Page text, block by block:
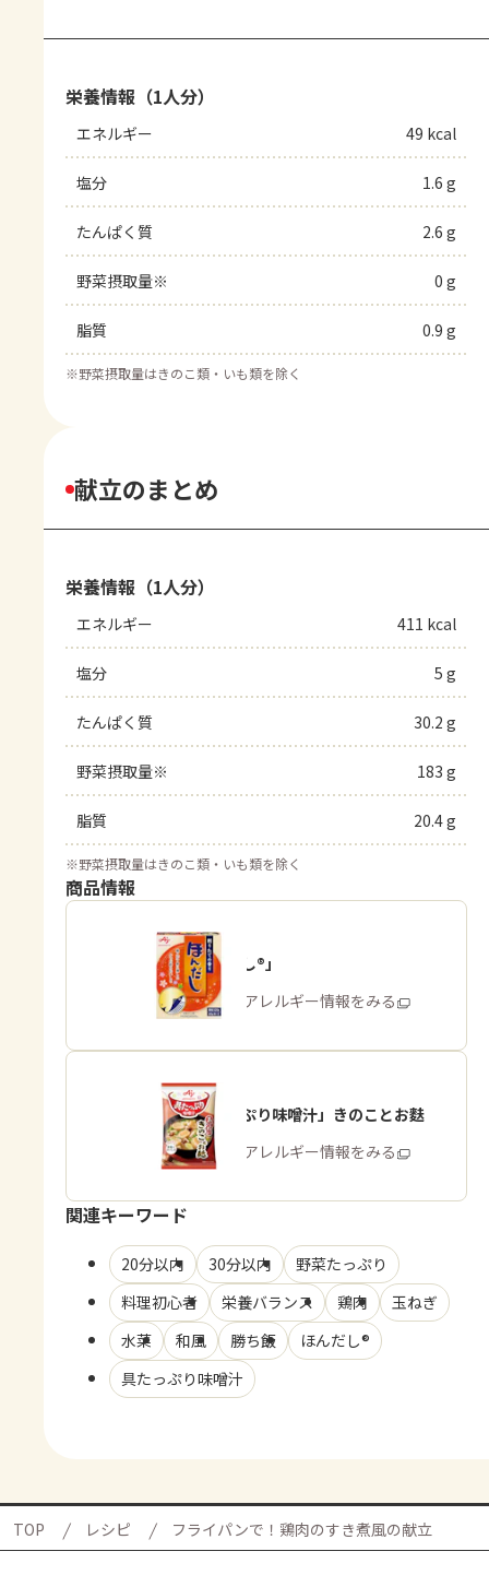
栄養情報（1人分）
エネルギー 49 kcal
塩分 1.6 g
たんぱく質 2.6 g
野菜摂取量※ 0 g
脂質 0.9 g
※野菜摂取量はきのこ類・いも類を除く
献立のまとめ
栄養情報（1人分）
エネルギー 411 kcal
塩分 5 g
たんぱく質 30.2 g
野菜摂取量※ 183 g
脂質 20.4 g
※野菜摂取量はきのこ類・いも類を除く
商品情報
「ほんだし®」
商品・アレルギー情報をみる
「具たっぷり味噌汁」きのことお麩
商品・アレルギー情報をみる
関連キーワード
20分以内 30分以内
野菜たっぷり
料理初心者
栄養バランス 鶏肉
玉ねぎ
水菜
和風 勝ち飯
ほんだし®
具たっぷり味噌汁
TOP レシピ フライパンで！鶏肉のすき煮風の献立